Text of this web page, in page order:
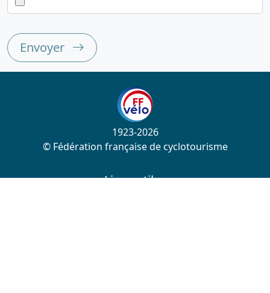
Envoyer
1923-2026
© Fédération française de cyclotourisme
Liens utiles